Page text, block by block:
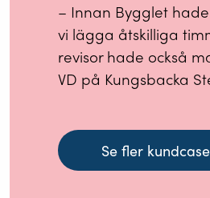
– Innan Bygglet
vi lägga åtskilliga
revisor hade också
VD på Kungsbacka
Se fler kundcase